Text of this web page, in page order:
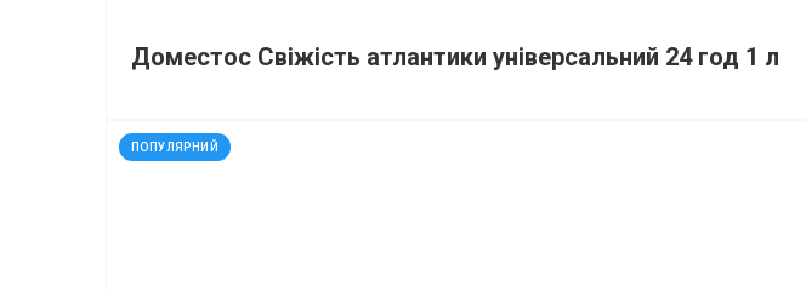
Доместос Свіжість атлантики універсальний 24 год 1 л
ПОПУЛЯРНИЙ
код: 91419